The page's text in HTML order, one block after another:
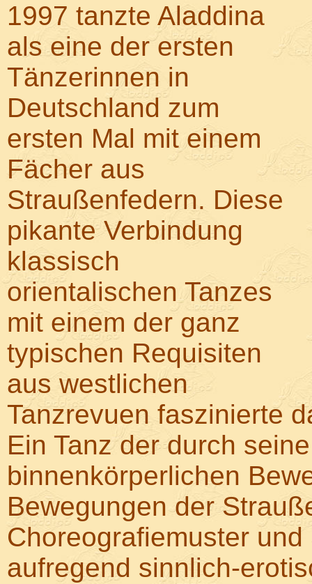
1997 tanzte Aladdina
als eine der ersten
Tänzerinnen in
Deutschland zum
ersten Mal mit einem
Fächer aus
Straußenfedern. Diese
pikante Verbindung
klassisch
orientalischen Tanzes
mit einem der ganz
typischen Requisiten
aus westlichen
Tanzrevuen faszinierte
Ein Tanz der durch
binnenkörperlichen
Bewegungen der
Choreografiemuster
aufregend sinnlich-